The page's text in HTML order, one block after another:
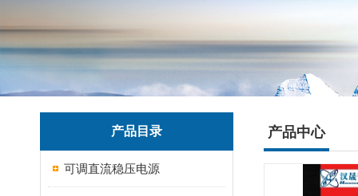
产品目录
可调直流稳压电源
产品中心